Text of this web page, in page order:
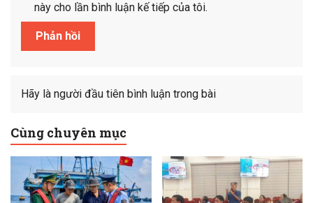
này cho lần bình luận kế tiếp của tôi.
Hãy là người đầu tiên bình luận trong bài
Cùng chuyên mục